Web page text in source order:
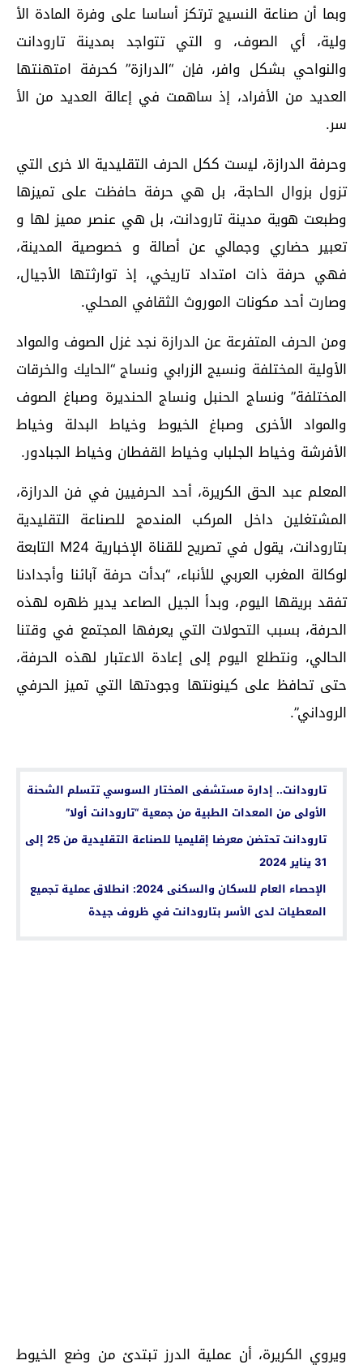
ﻭﺑﻤﺎ ﺃﻥ ﺻﻨﺎﻋﺔ ﺍﻟﻨﺴﻴﺞ ﺗﺮﺗﻜﺰ ﺃﺳﺎﺳﺎ ﻋﻠﻰ ﻭﻓﺮﺓ ﺍﻟﻤﺎﺩﺓ ﺍﻷ
ﻭﻟﻴﺔ، ﺃﻱ ﺍﻟﺼﻮﻑ، ﻭ ﺍﻟﺘﻲ ﺗﺘﻮﺍﺟﺪ ﺑﻤﺪﻳﻨﺔ تارودانت
والنواحي ﺑﺸﻜﻞ ﻭﺍﻓﺮ، فإن “ﺍﻟﺪﺭﺍﺯﺓ” كحرفة امتهنتها
العديد من الأفراد، إذ ساهمت في إﻋﺎﻟﺔ ﺍﻟﻌﺪﻳﺪ ﻣﻦ الأ
ﺳﺮ.
وحرفة ﺍﻟﺪﺭﺍﺯﺓ، ﻟﻴست ﻛﻜﻞ ﺍﻟﺤﺮﻑ ﺍﻟﺘﻘﻠﻴﺪﻳﺔ ﺍﻻ ﺧﺮﻯ ﺍﻟﺘﻲ
ﺗﺰﻭﻝ ﺑﺰﻭﺍﻝ ﺍﻟﺤﺎﺟﺔ، ﺑﻞ هي حرفة ﺣﺎﻓظت على ﺗﻤﻴﺰها
ﻭطبعت ﻫﻮﻳﺔ ﻣﺪﻳﻨﺔ تارودانت، بل هي ﻋﻨﺼﺮ ﻣﻤﻴﺰ ﻟﻬﺎ ﻭ
ﺗﻌﺒﻴﺮ ﺣﻀﺎﺭﻱ ﻭﺟﻤﺎﻟﻲ ﻋﻦ ﺃﺻﺎﻟﺔ ﻭ ﺧﺼﻮﺻﻴﺔ ﺍﻟﻤﺪﻳﻨﺔ،
ﻓﻬﻲ ﺣﺮﻓﺔ ﺫﺍﺕ ﺍﻣﺘﺪﺍﺩ تاريخي، إذ توارثتها الأجيال،
ﻭﺻﺎﺭﺕ أﺣﺪ ﻣﻜﻮﻧﺎﺕ ﺍﻟموروث الثقافي المحلي.
ومن الحرف المتفرعة عن الدرازة نجد غزل الصوف والمواد
الأولية المختلفة ونسيج الزرابي ونساج “الحايك والخرقات
المختلفة” ونساج الحنبل ونساج الحنديرة وصباغ الصوف
والمواد الأخرى وصباغ الخيوط وخياط البدلة وخياط
الأفرشة وخياط الجلباب وخياط القفطان وخياط الجبادور.
المعلم عبد الحق الكريرة، أحد الحرفيين في فن الدرازة،
المشتغلين داخل المركب المندمج للصناعة التقليدية
بتارودانت، يقول في تصريح للقناة الإخبارية M24 التابعة
لوكالة المغرب العربي للأنباء، “بدأت حرفة آبائنا وأجدادنا
تفقد بريقها اليوم، وبدأ الجيل الصاعد يدير ظهره لهذه
الحرفة، بسبب التحولات التي يعرفها المجتمع في وقتنا
الحالي، ونتطلع اليوم إلى إعادة الاعتبار لهذه الحرفة،
حتى تحافظ على كينونتها وجودتها التي تميز الحرفي
الروداني”.
تارودانت.. إدارة مستشفى المختار السوسي تتسلم الشحنة
الأولى من المعدات الطبية من جمعية “تارودانت أولا”
تارودانت تحتضن معرضا إقليميا للصناعة التقليدية من 25 إلى
31 يناير 2024
الإحصاء العام للسكان والسكنى 2024: انطلاق عملية تجميع
المعطيات لدى الأسر بتارودانت في ظروف جيدة
ويروي الكريرة، أن عملية الدرز تبتدئ من وضع ﺍﻟﺨﻴﻮﻁ